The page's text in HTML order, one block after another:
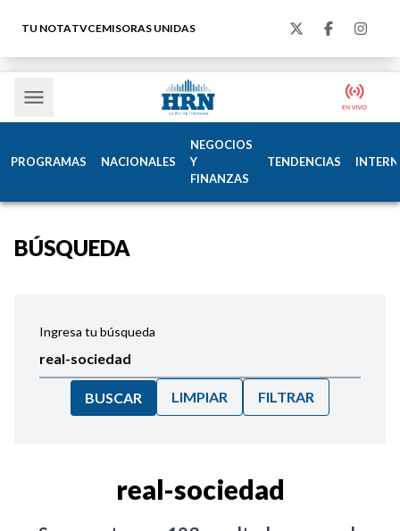
TU NOTATVCEMISORAS UNIDAS
PROGRAMAS NACIONALES
NEGOCIOS
Y
FINANZAS
TENDENCIAS
BÚSQUEDA
Ingresa tu búsqueda
BUSCAR LIMPIAR FILTRAR
real-sociedad